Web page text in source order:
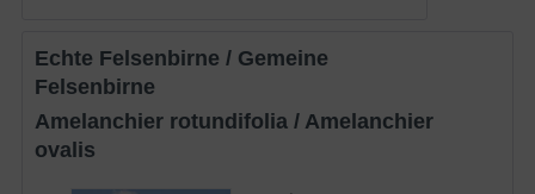
Echte Felsenbirne / Gemeine
Felsenbirne
Amelanchier rotundifolia / Amelanchier
ovalis